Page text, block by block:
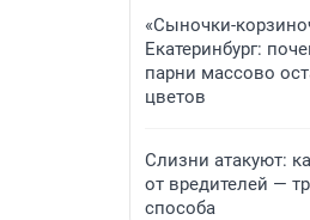
«Сыночки-
Екатеринбург:
парни массово
цветов
Слизни атакуют:
от вредителей —
способа